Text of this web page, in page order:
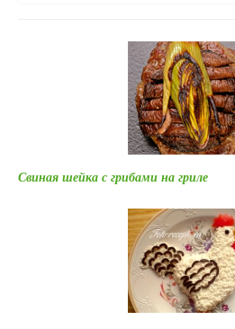
Свиная шейка с грибами на гриле